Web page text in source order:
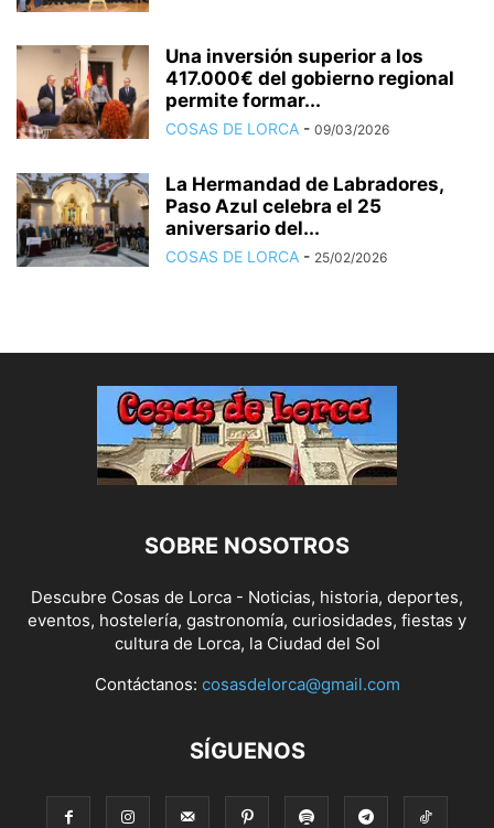
Una inversión superior a los
417.000€ del gobierno regional
permite formar...
COSAS DE LORCA - 09/03/2026
La Hermandad de Labradores,
Paso Azul celebra el 25
aniversario del...
COSAS DE LORCA - 25/02/2026
SOBRE NOSOTROS
Descubre Cosas de Lorca - Noticias, historia, deportes,
eventos, hostelería, gastronomía, curiosidades, fiestas y
cultura de Lorca, la Ciudad del Sol
Contáctanos: cosasdelorca@gmail.com
SÍGUENOS